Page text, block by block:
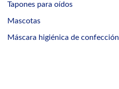
Tapones para oídos
Mascotas
Máscara higiénica de confección